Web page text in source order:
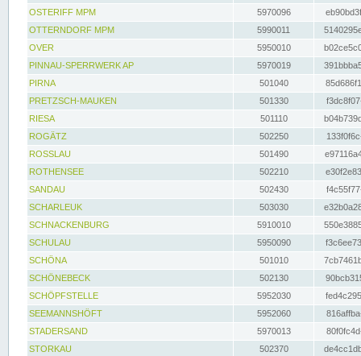
OSTERIFF MPM
5970096
OTTERNDORF MPM
5990011
OVER
5950010
PINNAU-SPERRWERK AP
5970019
PIRNA
501040
PRETZSCH-MAUKEN
501330
RIESA
501110
ROGÄTZ
502250
ROSSLAU
501490
ROTHENSEE
502210
SANDAU
502430
SCHARLEUK
503030
SCHNACKENBURG
5910010
SCHULAU
5950090
SCHÖNA
501010
SCHÖNEBECK
502130
SCHÖPFSTELLE
5952030
SEEMANNSHÖFT
5952060
STADERSAND
5970013
STORKAU
502370